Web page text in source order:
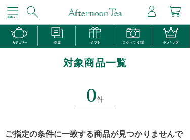
対象商品一覧
0件
ご指定の条件に一致する商品が見つかりませんで